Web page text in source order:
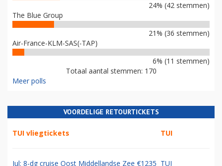
24% (42 stemmen)
The Blue Group
21% (36 stemmen)
Air-France-KLM-SAS(-TAP)
6% (11 stemmen)
Totaal aantal stemmen: 170
Meer polls
VOORDELIGE RETOURTICKETS
TUI vliegtickets TUI
Jul: 8-dg cruise Oost Middellandse Zee €1235 TUI